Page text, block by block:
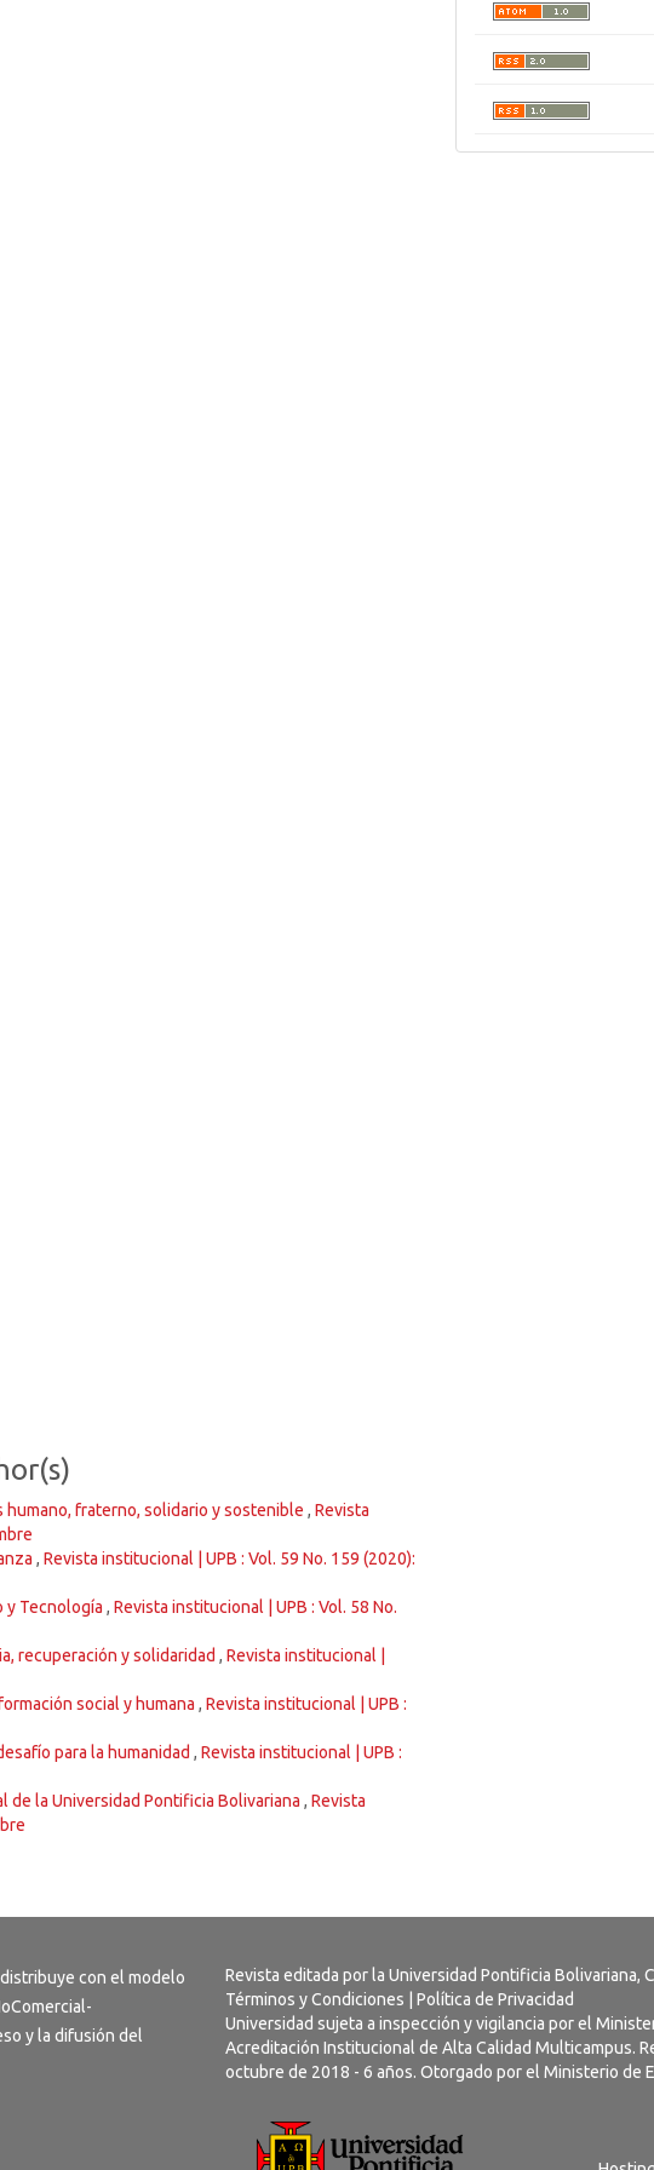
humano, fraterno, solidario y sostenible , Revista
, Revista institucional | UPB : Vol. 59 No. 159 (2020):
y Tecnología , Revista institucional | UPB : Vol. 58 No.
recuperación y solidaridad , Revista institucional |
social y humana , Revista institucional | UPB :
para la humanidad , Revista institucional | UPB :
de la Universidad Pontificia Bolivariana , Revista
con el modelo
y la difusión del
Revista editada por la Universidad Pontificia Bolivariana,
Términos y Condiciones
Política de Privacidad
Universidad sujeta a inspección y vigilancia por el
Acreditación Institucional de Alta Calidad Multicampus.
octubre de 2018 - 6 años. Otorgado por el Ministerio de